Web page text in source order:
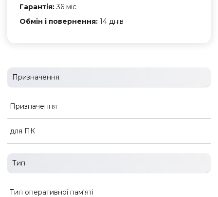
Гарантія:36 міс
Обмін і повернення: 14 днів
Призначення
Призначення
для ПК
Тип
Тип оперативної пам'яті